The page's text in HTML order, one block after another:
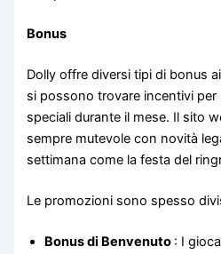
Bonus
Dolly offre diversi tipi di bonus
si possono trovare incentivi per
speciali durante il mese. Il sito
sempre mutevole con novità
settimana come la festa del
Le promozioni sono spesso
Bonus di Benvenuto : I